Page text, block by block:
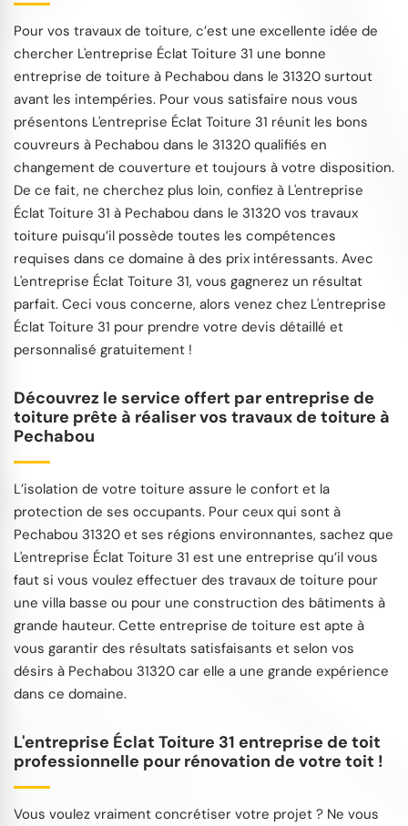
Pour vos travaux de toiture, c’est une excellente idée de
chercher L'entreprise Éclat Toiture 31 une bonne
entreprise de toiture à Pechabou dans le 31320 surtout
avant les intempéries. Pour vous satisfaire nous vous
présentons L'entreprise Éclat Toiture 31 réunit les bons
couvreurs à Pechabou dans le 31320 qualifiés en
changement de couverture et toujours à votre disposition.
De ce fait, ne cherchez plus loin, confiez à L'entreprise
Éclat Toiture 31 à Pechabou dans le 31320 vos travaux
toiture puisqu’il possède toutes les compétences
requises dans ce domaine à des prix intéressants. Avec
L'entreprise Éclat Toiture 31, vous gagnerez un résultat
parfait. Ceci vous concerne, alors venez chez L'entreprise
Éclat Toiture 31 pour prendre votre devis détaillé et
personnalisé gratuitement !
Découvrez le service offert par entreprise de
toiture prête à réaliser vos travaux de toiture à
Pechabou
L’isolation de votre toiture assure le confort et la
protection de ses occupants. Pour ceux qui sont à
Pechabou 31320 et ses régions environnantes, sachez que
L'entreprise Éclat Toiture 31 est une entreprise qu’il vous
faut si vous voulez effectuer des travaux de toiture pour
une villa basse ou pour une construction des bâtiments à
grande hauteur. Cette entreprise de toiture est apte à
vous garantir des résultats satisfaisants et selon vos
désirs à Pechabou 31320 car elle a une grande expérience
dans ce domaine.
L'entreprise Éclat Toiture 31 entreprise de toit
professionnelle pour rénovation de votre toit !
Vous voulez vraiment concrétiser votre projet ? Ne vous